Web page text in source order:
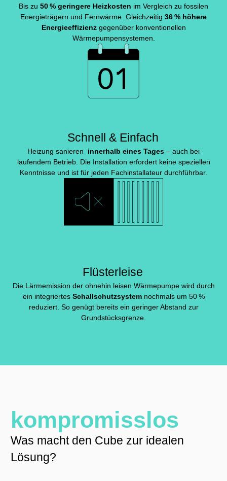
Bis zu 50 % geringere Heizkosten im Vergleich zu fossilen
Energieträgern und Fernwärme. Gleichzeitig 36 % höhere
Energieeffizienzgegenüber konventionellen
Wärmepumpensystemen.
Schnell & Einfach
Heizung sanieren innerhalb eines Tages – auch bei
laufendem Betrieb. Die Installation erfordert keine speziellen
Kenntnisse und ist für jeden Fachinstallateur durchführbar.
Flüsterleise
Die Lärmemission der ohnehin leisen Wärmepumpe wird durch
ein integriertes Schallschutzsystemnochmals um 50 %
reduziert. So genügt bereits ein geringer Abstand zur
Grundstücksgrenze.
kompromisslos
Was macht den Cube zur idealen
Lösung?